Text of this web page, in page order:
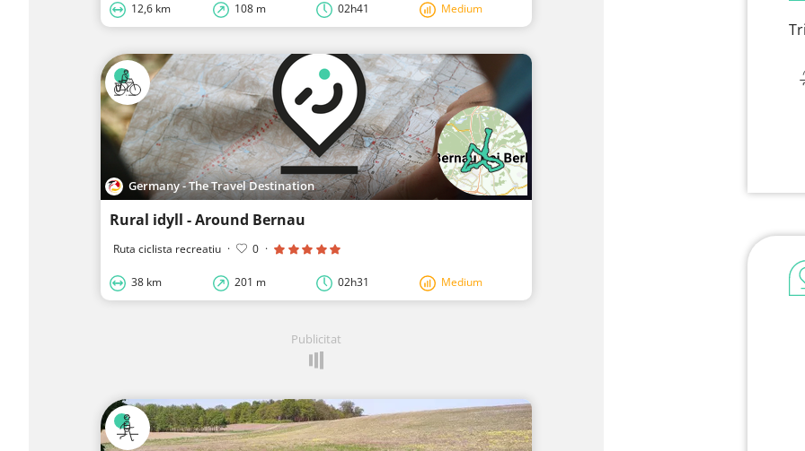
12,6 km 108 m 02h41 Medium
Germany - The Travel Destination
Rural idyll - Around Bernau
Ruta ciclista recreatiu · 0 ·
38 km 201 m 02h31 Medium
Publicitat